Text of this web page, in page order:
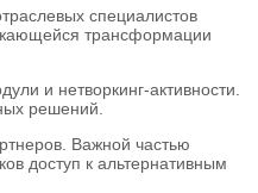
специалистов
трансформации
и нетворкинг-активности.
решений.
Важной частью
доступ к альтернативным